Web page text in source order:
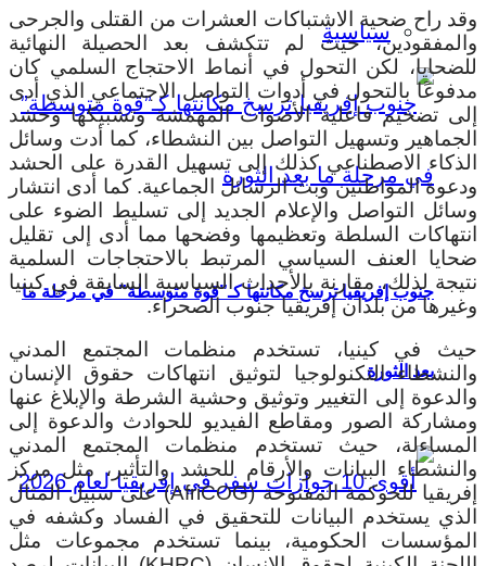
سياسية
جنوب إفريقيا ترسخ مكانتها كـ”قوة متوسطة” في مرحلة ما
بعد الثورة
وقد راح ضحية الاشتباكات العشرات من القتلى والجرحى
والمفقودين، حيث لم تتكشف بعد الحصيلة النهائية
للضحايا، لكن التحول في أنماط الاحتجاج السلمي كان
مدفوعًا بالتحول في أدوات التواصل الاجتماعي الذي أدى
إلى تضخيم فاعلية الأصوات المهمشة وتشبيكها وحشد
الجماهير وتسهيل التواصل بين النشطاء، كما أدت وسائل
الذكاء الاصطناعي كذلك إلى تسهيل القدرة على الحشد
ودعوة المواطنين وبث الرسائل الجماعية. كما أدى انتشار
وسائل التواصل والإعلام الجديد إلى تسليط الضوء على
انتهاكات السلطة وتعظيمها وفضحها مما أدى إلى تقليل
ضحايا العنف السياسي المرتبط بالاحتجاجات السلمية
نتيجة لذلك، مقارنة بالأحداث السياسية السابقة في كينيا
وغيرها من بلدان إفريقيا جنوب الصحراء.
حيث في كينيا، تستخدم منظمات المجتمع المدني
والنشطاء التكنولوجيا لتوثيق انتهاكات حقوق الإنسان
والدعوة إلى التغيير وتوثيق وحشية الشرطة والإبلاغ عنها
ومشاركة الصور ومقاطع الفيديو للحوادث والدعوة إلى
المساءلة، حيث تستخدم منظمات المجتمع المدني
والنشطاء البيانات والأرقام للحشد والتأثير، مثل مركز
إفريقيا للحوكمة المفتوحة (AfriCOG) على سبيل المثال
الذي يستخدم البيانات للتحقيق في الفساد وكشفه في
المؤسسات الحكومية، بينما تستخدم مجموعات مثل